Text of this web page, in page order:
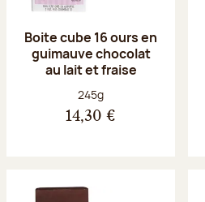
Boite cube 16 ours en
guimauve chocolat
au lait et fraise
Poids net :
245g
14,30 €